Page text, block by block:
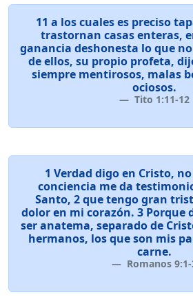
11 a los cuales es preciso
trastornan casas enteras,
ganancia deshonesta lo que
de ellos, su propio profeta,
siempre mentirosos, malas
ociosos.
Tito 1:11-12
1 Verdad digo en Cristo,
conciencia me da
Santo, 2 que tengo gran
dolor en mi corazón. 3 Porque
ser anatema, separado de
hermanos, los que son mis
carne.
Romanos